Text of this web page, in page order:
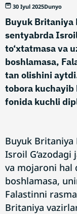
30 Iyul 2025Dunyo
Buyuk Britaniya
sentyabrda
to‘xtatmasa va
boshlamasa,
tan olishini
tobora
fonida kuchli
Buyuk
Isroil
va mojaroni hal
boshlamasa,
Falastinni
Britaniya